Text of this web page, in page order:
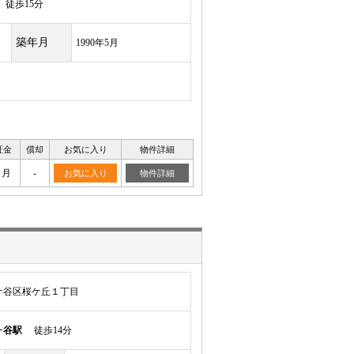
歩15分
築年月 1990年5月
金 償却 お気に入り 物件詳細
- お気に入り 物件詳細
区桜ケ丘１丁目
谷駅 徒歩14分